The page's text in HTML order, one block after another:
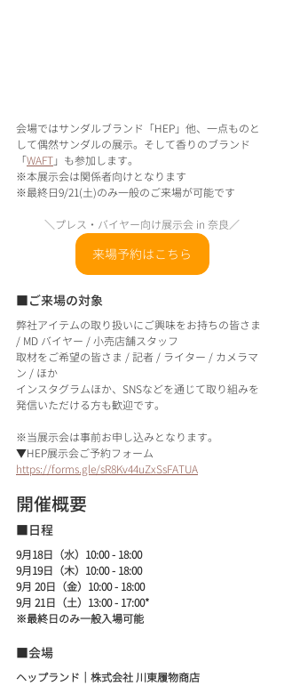
会場ではサンダルブランド「HEP」他、一点ものと
して偶然サンダルの展示。そして香りのブランド
「WAFT」も参加します。
※本展示会は関係者向けとなります
※最終日9/21(土)のみ一般のご来場が可能です
＼プレス・バイヤー向け展示会 in 奈良／
来場予約はこちら
■ご来場の対象
弊社アイテムの取り扱いにご興味をお持ちの皆さま
/ MD バイヤー / 小売店舗スタッフ
取材をご希望の皆さま / 記者 / ライター / カメラマ
ン / ほか
インスタグラムほか、SNSなどを通じて取り組みを
発信いただける方も歓迎です。
※当展示会は事前お申し込みとなります。
▼HEP展示会ご予約フォーム
https://forms.gle/sR8Kv44uZxSsFATUA
開催概要
■日程
9月18日（水）10:00 - 18:00
9月19日（木）10:00 - 18:00
9月 20日（金）10:00 - 18:00
9月 21日（土）13:00 - 17:00*
※最終日のみ一般入場可能
■会場
ヘップランド｜株式会社 川東履物商店